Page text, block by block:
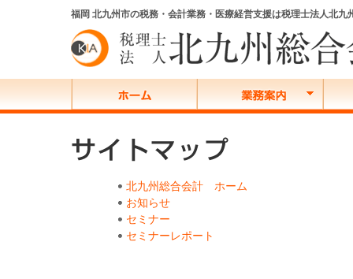
福岡 北九州市の税務・会計業務・医療経営支援は税理士法人北九
北九州総合会計 ホーム
お知らせ
セミナー
セミナーレポート